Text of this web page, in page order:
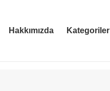
Hakkımızda Kategoriler